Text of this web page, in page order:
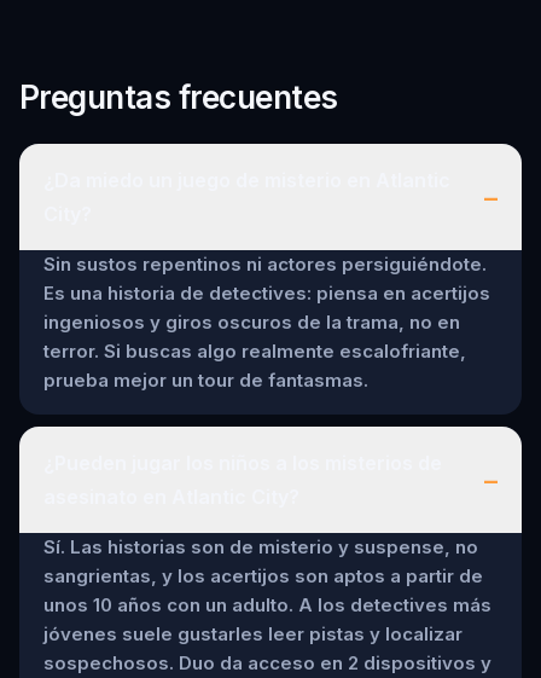
Preguntas frecuentes
–
Sin sustos repentinos ni actores persiguiéndote.
Es una historia de detectives: piensa en acertijos
ingeniosos y giros oscuros de la trama, no en
terror. Si buscas algo realmente escalofriante,
prueba mejor un tour de fantasmas.
–
Sí. Las historias son de misterio y suspense, no
sangrientas, y los acertijos son aptos a partir de
unos 10 años con un adulto. A los detectives más
jóvenes suele gustarles leer pistas y localizar
sospechosos. Duo da acceso en 2 dispositivos y